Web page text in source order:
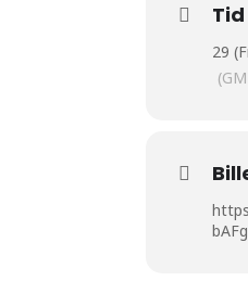
Tid
29